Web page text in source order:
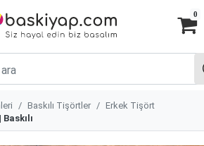
0
Baskılı Tişörtler
Erkek Tişört